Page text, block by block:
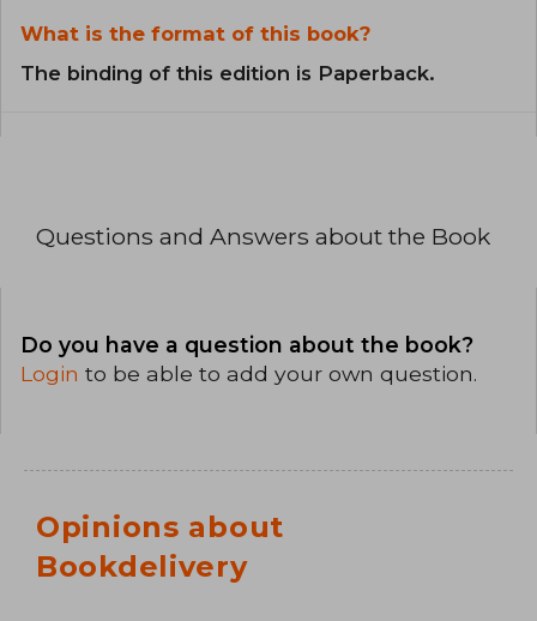
What is the format of this book?
The binding of this edition is Paperback.
Questions and Answers about the Book
Do you have a question about the book?
Login to be able to add your own question.
Opinions about
Bookdelivery